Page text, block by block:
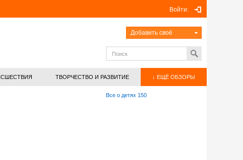
Войти:
Добавить своё
ТВОРЧЕСТВО И РАЗВИТИЕ ↓ ЕЩЁ ОБЗОРЫ
Все о детях 150